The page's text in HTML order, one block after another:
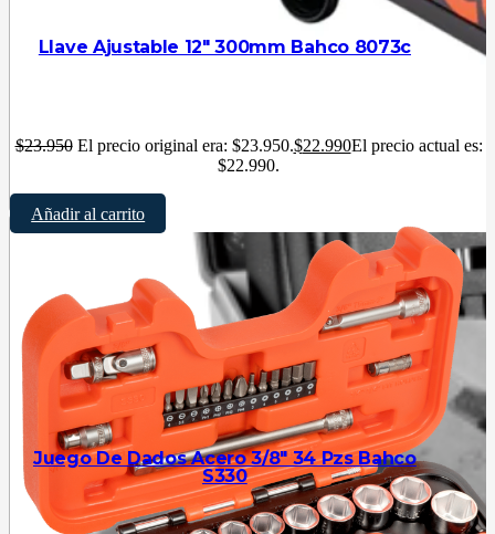
Llave Ajustable 12″ 300mm Bahco 8073c
$23.950 El precio original era: $23.950.$22.990El precio actual es:
$22.990.
Añadir al carrito
Juego De Dados Acero 3/8″ 34 Pzs Bahco
S330